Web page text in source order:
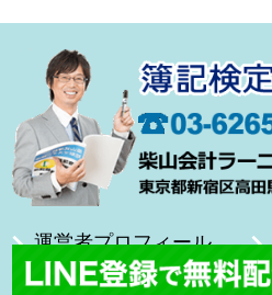
運営者プロフィール
合格体験記